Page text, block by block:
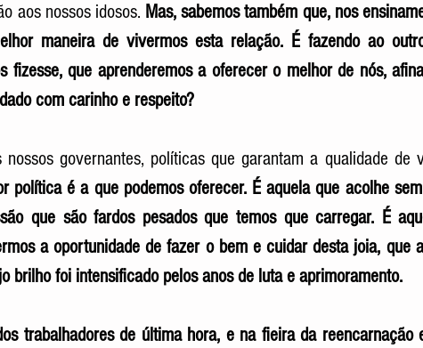
aos nossos idosos. Mas, sabemos também que, nos
maneira de vivermos esta relação. É fazendo ao
fizesse, que aprenderemos a oferecer o melhor de nós,
com carinho e respeito?
governantes, políticas que garantam a qualidade de
política é a que podemos oferecer. É aquela que acolhe
que são fardos pesados que temos que carregar. É
a oportunidade de fazer o bem e cuidar desta joia, que
brilho foi intensificado pelos anos de luta e aprimoramento.
trabalhadores de última hora, e na fieira da reencarnação